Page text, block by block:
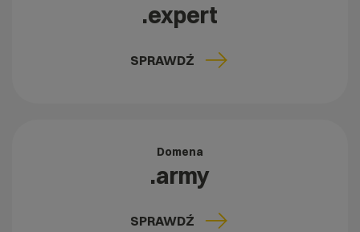
.expert
SPRAWDŹ
Domena
.army
SPRAWDŹ